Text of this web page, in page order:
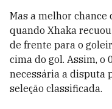
Mas a melhor chance
quando Xhaka
de frente para o
cima do gol. Assim, o
necessária a disputa
seleção classificada.